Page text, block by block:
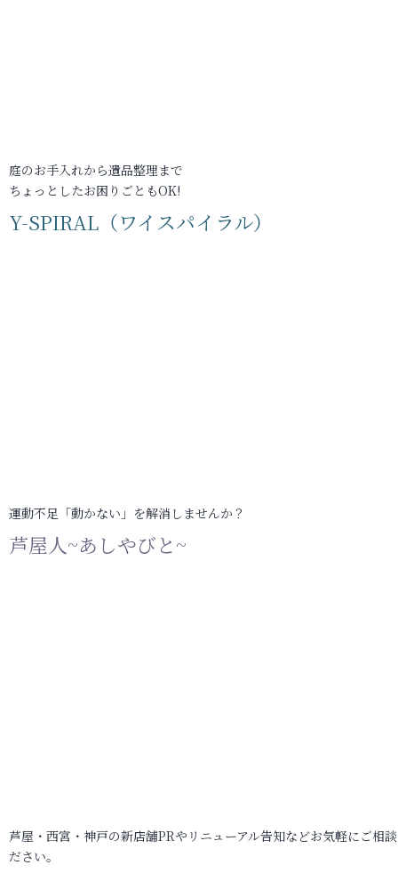
庭のお手入れから遺品整理まで
ちょっとしたお困りごともOK!
Y-SPIRAL（ワイスパイラル）
運動不足「動かない」を解消しませんか？
芦屋人~あしやびと~
芦屋・西宮・神戸の新店舗PRやリニューアル告知などお気軽にご相
ださい。